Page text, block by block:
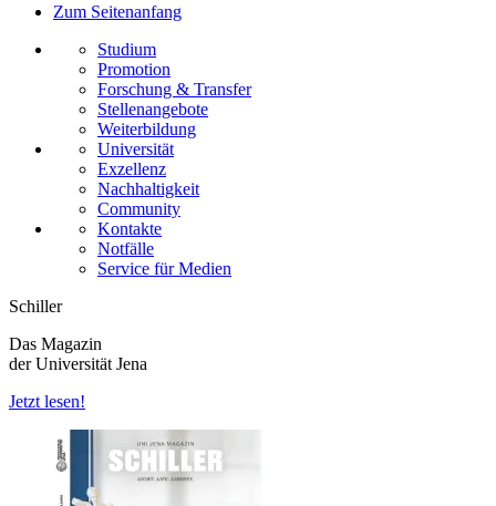
Zum Seitenanfang
Studium
Promotion
Forschung & Transfer
Stellenangebote
Weiterbildung
Universität
Exzellenz
Nachhaltigkeit
Community
Kontakte
Notfälle
Service für Medien
Schiller
Das Magazin
der Universität Jena
Jetzt lesen!